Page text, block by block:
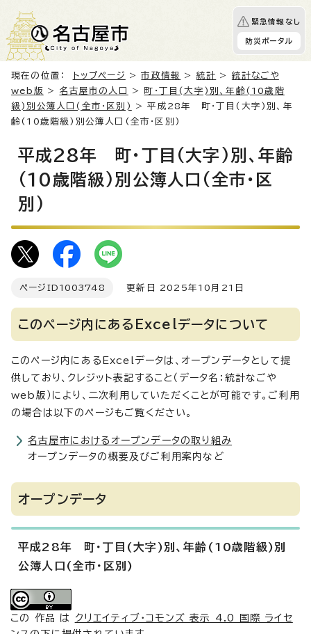
緊急情報なし
防災ポータル
現在の位置： トップページ >市政情報 > 統計 > 統計なごや
web版 > 名古屋市の人口 >
町・丁目(大字)別、年齢(10歳階
級)別公簿人口(全市・区別)
> 平成28年 町・丁目(大字)別、年
齢(10歳階級)別公簿人口(全市・区別)
平成28年 町・丁目(大字)別、年齢
(10歳階級)別公簿人口(全市・区
別)
ページID 1003748 更新日 2025年10月21日
このページ内にあるExcelデータについて
このページ内にあるExcelデータは、オープンデータとして提
供しており、クレジット表記すること（データ名：統計なごや
web版）により、二次利用していただくことが可能です。ご利用
の場合は以下のページもご覧ください。
名古屋市におけるオープンデータの取り組み
オープンデータの概要及びご利用案内など
オープンデータ
平成28年 町・丁目(大字)別、年齢(10歳階級)別
公簿人口(全市・区別)
この 作品 は クリエイティブ・コモンズ 表示 4.0 国際 ライセ